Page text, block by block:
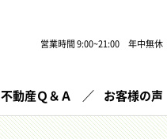
営業時間 9:00~21:00 年中無休
不動産Ｑ＆Ａ お客様の声